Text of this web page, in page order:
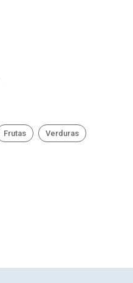
Frutas Verduras